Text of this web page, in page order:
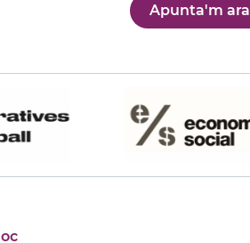
Apunta'm ara